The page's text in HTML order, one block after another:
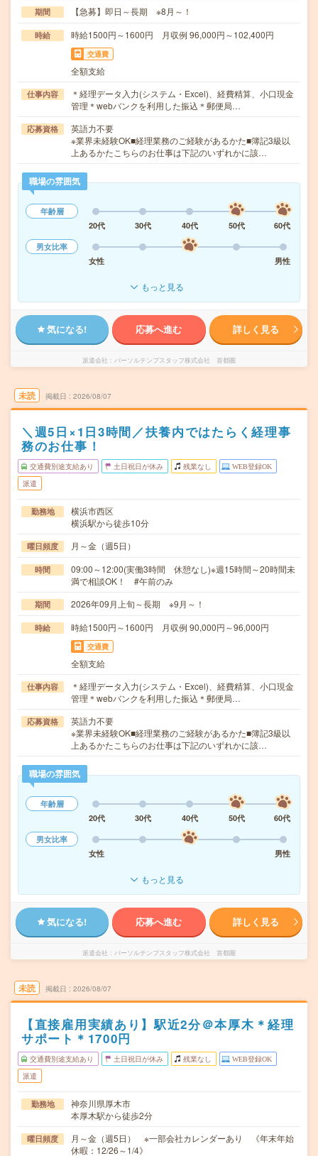
期間 【急募】即日～長期 ※8月～！
時給 時給1500円～1600円 月収例 96,000円～102,400円
交通費
全額支給
仕事内容
＊経理データ入力(システム・Excel)、経費精算、小口現金
管理＊webバンクを利用した振込＊郵便局…
応募資格
英語力不要
※業界未経験OK■経理業務のご経験があるかた■簿記3級以
上あるかたこちらのお仕事は下記のいずれかに該…
職場の雰囲気
年齢層
20代
30代 40代 50代
60代
男女比率
女性
男性
もっと見る
気になる! 応募へ進む 詳しく見る
派遣会社 パーソルテンプスタッフ株式会社 首都圏
未読 掲載日 2026/08/07
＼週5日×1日3時間／扶養内ではたらく経理事
務のお仕事！
交通費別途支給あり 土日祝日が休み 残業なし WEB登録OK
派遣
勤務地
横浜市西区
横浜駅から徒歩10分
曜日頻度 月～金（週5日）
時間
09:00～12:00(実働3時間 休憩なし)※週15時間～20時間未
満で相談OK！ #午前のみ
期間 2026年09月上旬～長期 ※9月～！
時給 時給1500円～1600円 月収例 90,000円～96,000円
交通費
全額支給
仕事内容
＊経理データ入力(システム・Excel)、経費精算、小口現金
管理＊webバンクを利用した振込＊郵便局…
応募資格
英語力不要
※業界未経験OK■経理業務のご経験があるかた■簿記3級以
上あるかたこちらのお仕事は下記のいずれかに該…
職場の雰囲気
年齢層
20代
30代 40代 50代
60代
男女比率
女性
男性
もっと見る
気になる! 応募へ進む 詳しく見る
派遣会社 パーソルテンプスタッフ株式会社 首都圏
未読 掲載日 2026/08/07
【直接雇用実績あり】駅近2分＠本厚木＊経理
サポート＊1700円
交通費別途支給あり 土日祝日が休み 残業なし WEB登録OK
派遣
勤務地
神奈川県厚木市
本厚木駅から徒歩2分
曜日頻度
月～金（週5日） ※一部会社カレンダーあり 《年末年始
休暇：12/26～1/4》